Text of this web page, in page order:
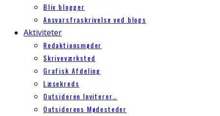
Bliv blogger
Ansvarsfraskrivelse ved blogs
Aktiviteter
Redaktionsmøder
Skriveværksted
Grafisk Afdeling
Læsekreds
Outsideren Inviterer…
Outsiderens Mødesteder